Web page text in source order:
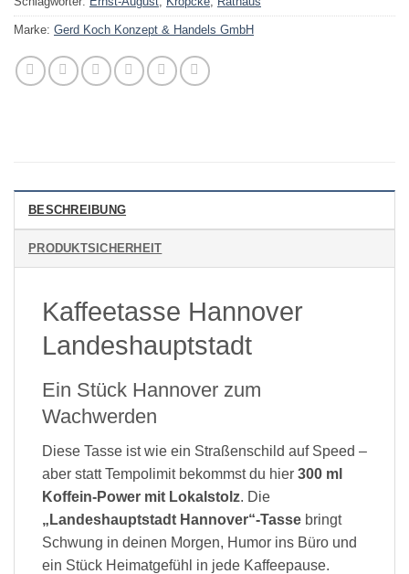
Marke: Gerd Koch Konzept & Handels GmbH
BESCHREIBUNG
PRODUKTSICHERHEIT
Kaffeetasse Hannover
Landeshauptstadt
Ein Stück Hannover zum
Wachwerden
Diese Tasse ist wie ein Straßenschild auf Speed –
aber statt Tempolimit bekommst du hier 300 ml
Koffein-Power mit Lokalstolz. Die
„Landeshauptstadt Hannover“-Tasse bringt
Schwung in deinen Morgen, Humor ins Büro und
ein Stück Heimatgefühl in jede Kaffeepause.